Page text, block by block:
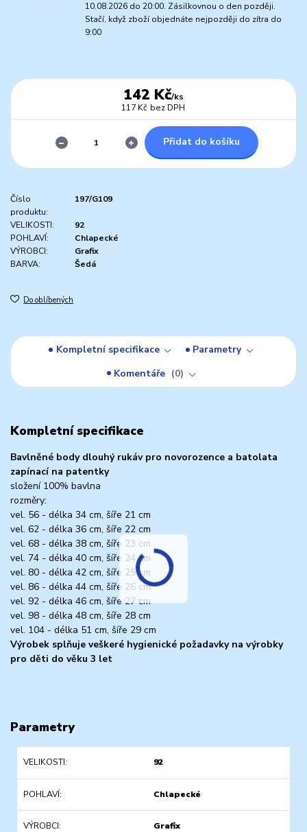
10.08.2026 do 20:00. Zásilkovnou o den později.
Stačí, když zboží objednáte nejpozději do zítra do
9:00
142 Kč/ks
117 Kč bez DPH
Přidat do košíku
Číslo
produktu:
197/G109
VELIKOSTI:
92
POHLAVÍ:
Chlapecké
VÝROBCI:
Grafix
BARVA:
Šedá
Do oblíbených
Kompletní specifikace
Parametry
Komentáře
0
Kompletní specifikace
Bavlněné body dlouhý rukáv pro novorozence a batolata
zapínací na patentky
složení 100% bavlna
rozměry:
vel. 56 - délka 34 cm, šíře 21 cm
vel. 62 - délka 36 cm, šíře 22 cm
vel. 68 - délka 38 cm, šíře 23 cm
vel. 74 - délka 40 cm, šíře 24 cm
vel. 80 - délka 42 cm, šíře 25 cm
vel. 86 - délka 44 cm, šíře 26 cm
vel. 92 - délka 46 cm, šíře 27 cm
vel. 98 - délka 48 cm, šíře 28 cm
vel. 104 - délka 51 cm, šíře 29 cm
Výrobek splňuje veškeré hygienické požadavky na výrobky
pro děti do věku 3 let
Parametry
VELIKOSTI 92
POHLAVÍ Chlapecké
VÝROBCI Grafix